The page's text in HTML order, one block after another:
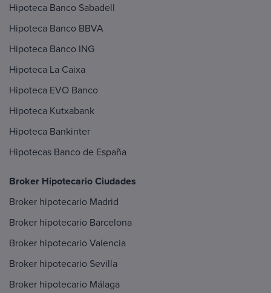
Hipoteca Banco Sabadell
Hipoteca Banco BBVA
Hipoteca Banco ING
Hipoteca La Caixa
Hipoteca EVO Banco
Hipoteca Kutxabank
Hipoteca Bankinter
Hipotecas Banco de España
Broker Hipotecario Ciudades
Broker hipotecario Madrid
Broker hipotecario Barcelona
Broker hipotecario Valencia
Broker hipotecario Sevilla
Broker hipotecario Málaga